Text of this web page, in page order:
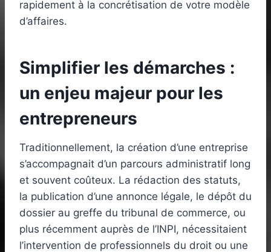
rapidement à la concrétisation de votre modèle
d’affaires.
Simplifier les démarches :
un enjeu majeur pour les
entrepreneurs
Traditionnellement, la création d’une entreprise
s’accompagnait d’un parcours administratif long
et souvent coûteux. La rédaction des statuts,
la publication d’une annonce légale, le dépôt du
dossier au greffe du tribunal de commerce, ou
plus récemment auprès de l’INPI, nécessitaient
l’intervention de professionnels du droit ou une